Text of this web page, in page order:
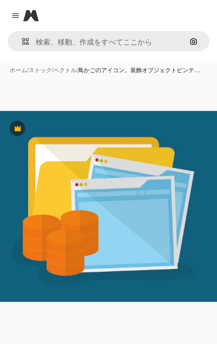
Close menu
Magnific
画像で
ホーム/ストック/ベクトル/鳥かごのアイコン。装飾オブジェクトビンテ…
Premium